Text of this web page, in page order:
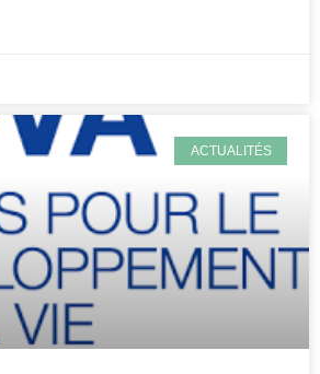
ACTUALITÉS